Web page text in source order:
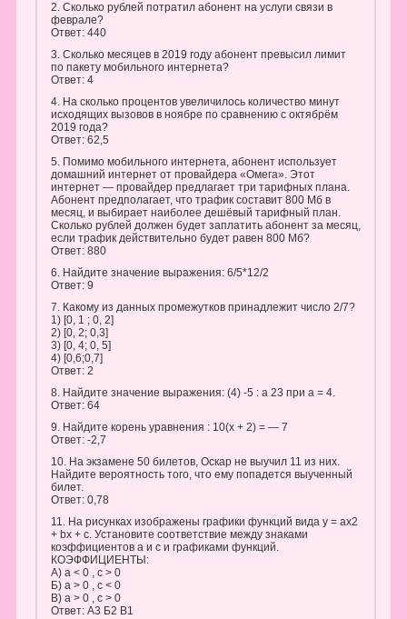
2. Сколько рублей потратил абонент на услуги связи в
феврале?
Ответ: 440
3. Сколько месяцев в 2019 году абонент превысил лимит
по пакету мобильного интернета?
Ответ: 4
4. На сколько процентов увеличилось количество минут
исходящих вызовов в ноябре по сравнению с октябрём
2019 года?
Ответ: 62,5
5. Помимо мобильного интернета, абонент использует
домашний интернет от провайдера «Омега». Этот
интернет — провайдер предлагает три тарифных плана.
Абонент предполагает, что трафик составит 800 Мб в
месяц, и выбирает наиболее дешёвый тарифный план.
Сколько рублей должен будет заплатить абонент за месяц,
если трафик действительно будет равен 800 Мб?
Ответ: 880
6. Найдите значение выражения: 6/5*12/2
Ответ: 9
7. Какому из данных промежутков принадлежит число 2/7?
1) [0, 1 ; 0, 2]
2) [0, 2; 0,3]
3) [0, 4; 0, 5]
4) [0,6;0,7]
Ответ: 2
8. Найдите значение выражения: (4) -5 : a 23 при а = 4.
Ответ: 64
9. Найдите корень уравнения : 10(x + 2) = — 7
Ответ: -2,7
10. На экзамене 50 билетов, Оскар не выучил 11 из них.
Найдите вероятность того, что ему попадется выученный
билет.
Ответ: 0,78
11. На рисунках изображены графики функций вида у = ax2
+ bx + с. Установите соответствие между знаками
коэффициентов а и с и графиками функций.
КОЭФФИЦИЕНТЫ:
А) а < 0 , с > 0
Б) а > 0 , с < 0
В) а > 0 , с > 0
Ответ: А3 Б2 В1